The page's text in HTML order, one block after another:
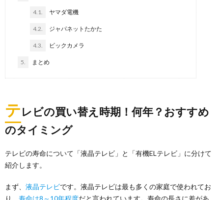
4.1. ヤマダ電機
4.2. ジャパネットたかた
4.3. ビックカメラ
5. まとめ
テレビの買い替え時期！何年？おすすめ
のタイミング
テレビの寿命について「液晶テレビ」と「有機ELテレビ」に分けて
紹介します。
まず、 液晶テレビです。液晶テレビは最も多くの家庭で使われてお
り、 寿命は8～10年程度だと言われています。寿命の長さに差があ